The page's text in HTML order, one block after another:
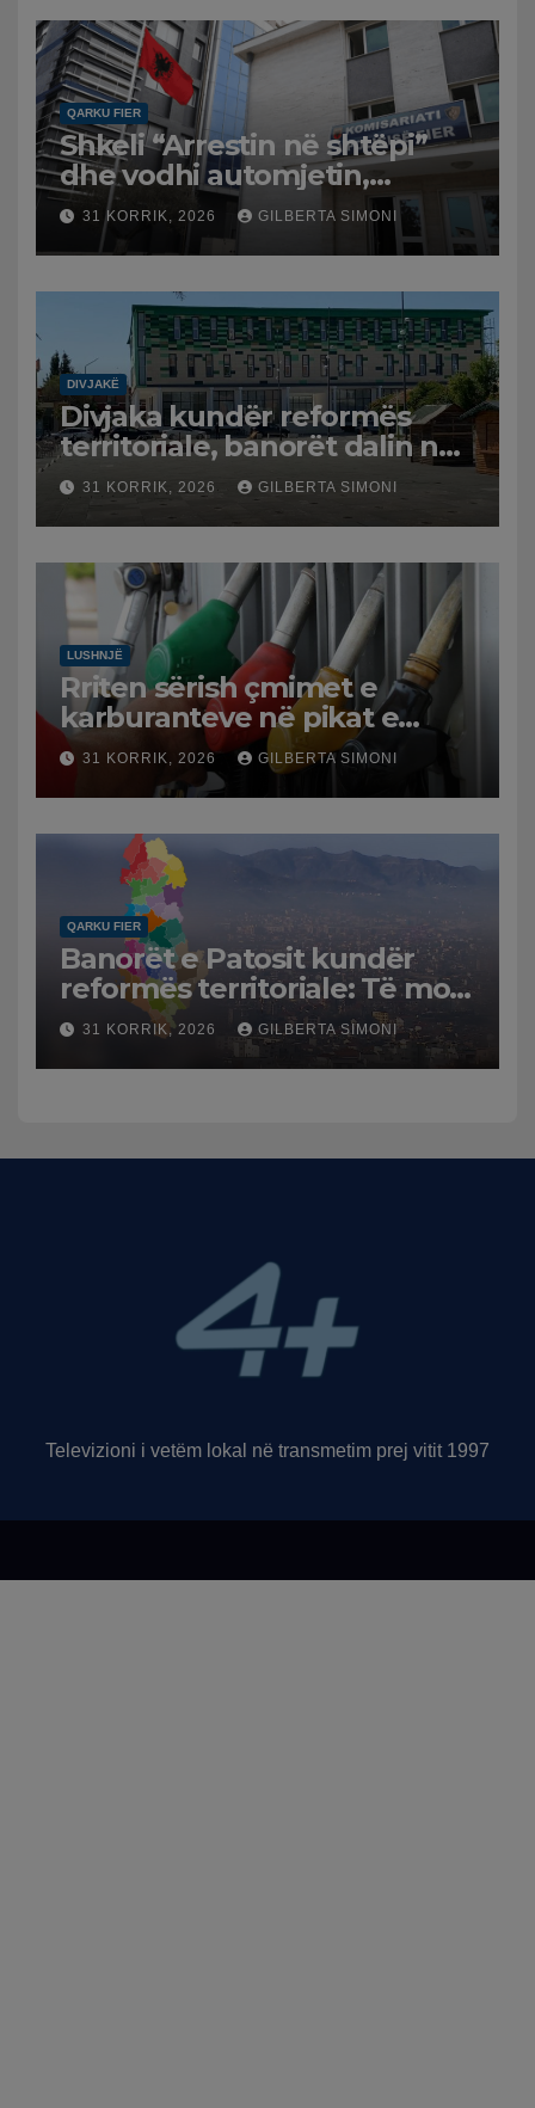
QARKU FIER
Shkeli “Arrestin në shtëpi”
dhe vodhi automjetin,
arrestohet 43-vjeçari
31 KORRIK, 2026 GILBERTA SIMONI
DIVJAKË
Divjaka kundër reformës
territoriale, banorët dalin në
protestë.
31 KORRIK, 2026 GILBERTA SIMONI
LUSHNJË
Rriten sërish çmimet e
karburanteve në pikat e
karburanteve në Lushnjë.
Tensionet në Lindjen e
Mesme shtrenjtojnë naftën
dhe benzinën në vend
31 KORRIK, 2026 GILBERTA SIMONI
QARKU FIER
Banorët e Patosit kundër
reformës territoriale: Të mos
humbasim identitetin e
qytetit
31 KORRIK, 2026 GILBERTA SIMONI
Televizioni i vetëm lokal në transmetim prej vitit 1997